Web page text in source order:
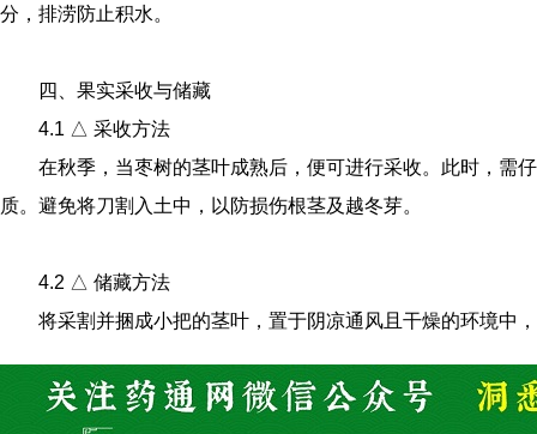
分，排涝防止积水。
四、果实采收与储藏
4.1 △ 采收方法
在秋季，当枣树的茎叶成熟后，便可进行采收。此时，需
质。避免将刀割入土中，以防损伤根茎及越冬芽。
4.2 △ 储藏方法
将采割并捆成小把的茎叶，置于阴凉通风且干燥的环境中